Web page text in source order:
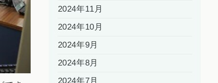
2024年11月
2024年10月
2024年9月
2024年8月
2024年7月